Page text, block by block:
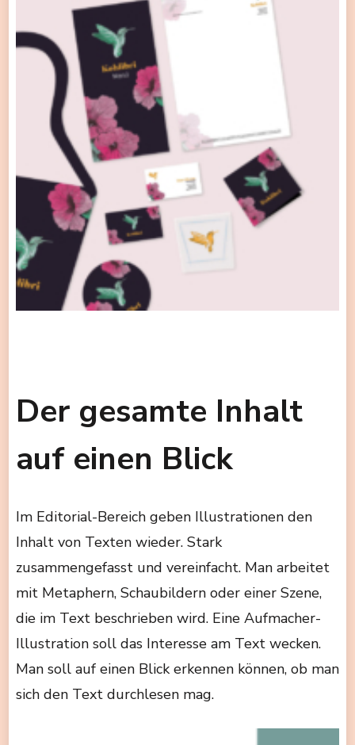
Der gesamte Inhalt
auf einen Blick
Im Editorial-Bereich geben Illustrationen den
Inhalt von Texten wieder. Stark
zusammengefasst und vereinfacht. Man arbeitet
mit Metaphern, Schaubildern oder einer Szene,
die im Text beschrieben wird. Eine Aufmacher-
Illustration soll das Interesse am Text wecken.
Man soll auf einen Blick erkennen können, ob man
sich den Text durchlesen mag.